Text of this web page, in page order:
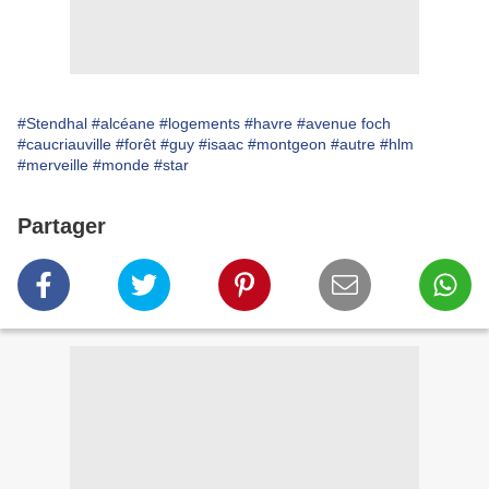
#Stendhal #alcéane #logements #havre #avenue foch
#caucriauville #forêt #guy #isaac #montgeon #autre #hlm
#merveille #monde #star
Partager